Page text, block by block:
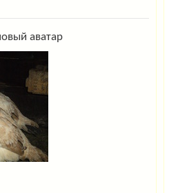
Как приобрести насадку на дрель "Ерш-1"?
Вашим советом.Спасибо.
погода? Какое настроение перед
аватар